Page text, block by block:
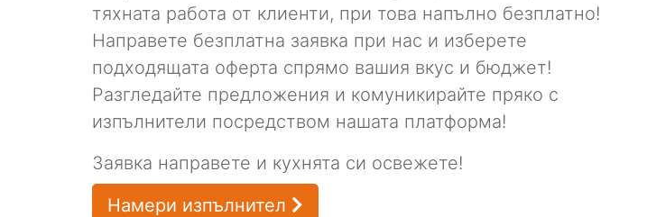
тяхната работа от клиенти, при това напълно безплатно!
Направете безплатна заявка при нас и изберете
подходящата оферта спрямо вашия вкус и бюджет!
Разгледайте предложения и комуникирайте пряко с
изпълнители посредством нашата платформа!
Заявка направете и кухнята си освежете!
Намери изпълнител